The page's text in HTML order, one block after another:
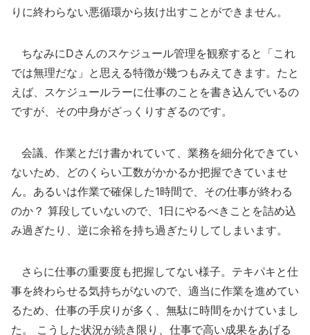
りに終わらない悪循環から抜け出すことができません。
ちなみにDさんのスケジュール管理を観察すると「これ
では無理だな」と思える特徴が幾つもみえてきます。たと
えば、スケジュールラーに仕事のことを書き込んでいるの
ですが、その中身がざっくりすぎるのです。
会議、作業とだけ書かれていて、業務を細分化できてい
ないため、どのくらい工数がかかるか把握できていませ
ん。あるいは作業で確保した1時間で、その仕事が終わる
のか？ 算段していないので、1日にやるべきことを詰め込
み過ぎたり、逆に余裕を持ち過ぎたりしてしまいます。
さらに仕事の重要度も把握してない様子。テキパキと仕
事を終わらせる気持ちがないので、適当に作業を進めてい
るため、仕事の手戻りが多く、無駄に時間をかけていまし
た。 こうした状況が続き限り、仕事で高い成果をあげる